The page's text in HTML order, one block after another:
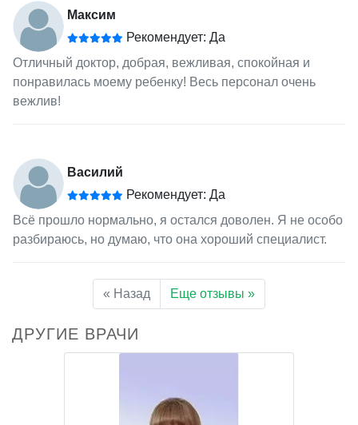
Максим
Рекомендует: Да
Отличный доктор, добрая, вежливая, спокойная и
понравилась моему ребенку! Весь персонал очень
вежлив!
Василий
Рекомендует: Да
Всё прошло нормально, я остался доволен. Я не особо
разбираюсь, но думаю, что она хороший специалист.
« Назад Еще отзывы »
ДРУГИЕ ВРАЧИ